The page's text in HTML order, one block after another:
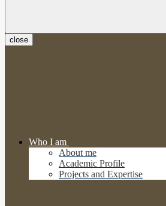
close
Who I am
About me
Academic Profile
Projects and Expertise